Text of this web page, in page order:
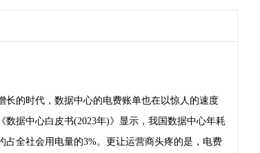
长的时代，数据中心的电费账单也在以惊人的速度
数据中心白皮书(2023年)》显示，我国数据中心年耗
占全社会用电量的3%。更让运营商头疼的是，电费